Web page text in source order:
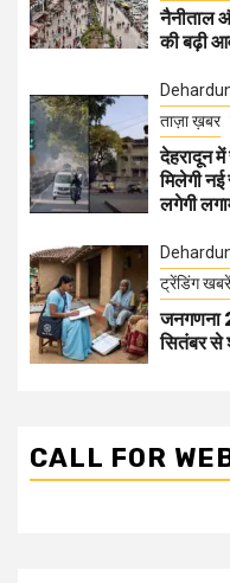
नैनीताल
की बढ़ी
ताज़ा ख़बर
देहरादून
मिलेगी
लगेगी
ट्रेंडिंग खबरें
जनगणना
सितंबर से
CALL FOR